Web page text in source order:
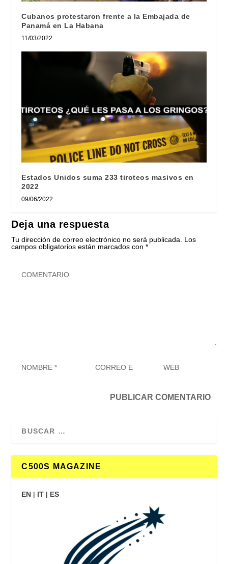
Cubanos protestaron frente a la Embajada de
Panamá en La Habana
11/03/2022
Estados Unidos suma 233 tiroteos masivos en
2022
09/06/2022
Deja una respuesta
Tu dirección de correo electrónico no será publicada. Los
campos obligatorios están marcados con*
C500S MAGAZINE
EN | IT | ES